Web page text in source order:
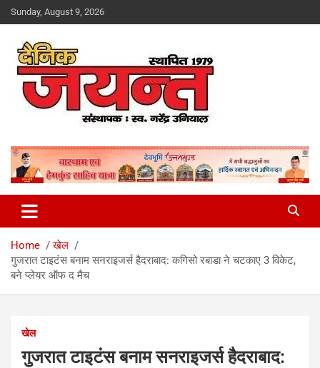
Skip
to
Sunday, August 9, 2026
Dainik Jayant
Home
खेल
गुजरात टाइटंस बनाम सनराइजर्स हैदराबाद: कगिसो रबाडा ने चटकाए 3 विकेट,
बने प्लेयर ऑफ द मैच
खेल
गुजरात टाइटंस बनाम सनराइजर्स हैदराबाद: